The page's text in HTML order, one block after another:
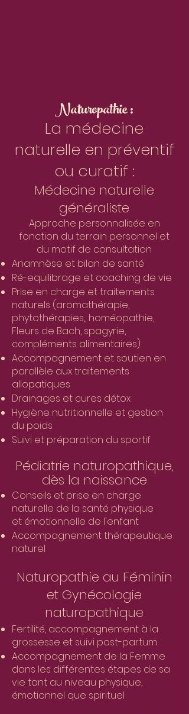
Naturopathie :
La médecine
naturelle en préventif
ou curatif :
Médecine naturelle
généraliste
Approche personnalisée en
fonction du terrain personnel et
du motif de consultation
Anamnèse et bilan de santé
Ré-equilibrage et coaching de vie
Prise en charge et traitements
naturels (aromathérapie,
phytothérapies,, homéopathie,
Fleurs de Bach, spagyrie,
compléments alimentaires)
Accompagnement et soutien en
parallèle aux traitements
allopatiques
Drainages et cures détox
Hygiène nutritionnelle et gestion
du poids
Suivi et préparation du sportif
Pédiatrie naturopathique,
dès la naissance
Conseils et prise en charge
naturelle de la santé physique
et émotionnelle de l'enfant
Accompagnement thérapeutique
naturel
Naturopathie au Féminin
et Gynécologie
naturopathique
Fertilité, accompagnement à la
grossesse et suivi post-partum
Accompagnement de la Femme
dans les différentes étapes de sa
vie tant au niveau physique,
émotionnel que spirituel